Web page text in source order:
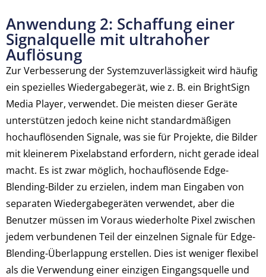
Anwendung 2: Schaffung einer
Signalquelle mit ultrahoher
Auflösung
Zur Verbesserung der Systemzuverlässigkeit wird häufig
ein spezielles Wiedergabegerät, wie z. B. ein BrightSign
Media Player, verwendet. Die meisten dieser Geräte
unterstützen jedoch keine nicht standardmäßigen
hochauflösenden Signale, was sie für Projekte, die Bilder
mit kleinerem Pixelabstand erfordern, nicht gerade ideal
macht. Es ist zwar möglich, hochauflösende Edge-
Blending-Bilder zu erzielen, indem man Eingaben von
separaten Wiedergabegeräten verwendet, aber die
Benutzer müssen im Voraus wiederholte Pixel zwischen
jedem verbundenen Teil der einzelnen Signale für Edge-
Blending-Überlappung erstellen. Dies ist weniger flexibel
als die Verwendung einer einzigen Eingangsquelle und